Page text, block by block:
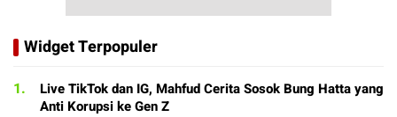
Widget Terpopuler
1.
Live TikTok dan IG, Mahfud Cerita Sosok Bung Hatta yang
Anti Korupsi ke Gen Z